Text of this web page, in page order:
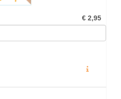
€ 2,95